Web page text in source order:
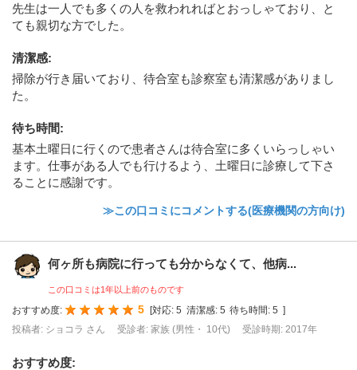
先生は一人でも多くの人を救われればとおっしゃており、と
ても親切な方でした。
清潔感:
掃除が行き届いており、待合室も診察室も清潔感がありまし
た。
待ち時間:
基本土曜日に行くので患者さんは待合室に多くいらっしゃい
ます。仕事がある人でも行けるよう、土曜日に診療して下さ
ることに感謝です。
≫この口コミにコメントする(医療機関の方向け)
何ヶ所も病院に行っても分からなくて、他病...
この口コミは1年以上前のものです
おすすめ度: 5 [対応: 5 清潔感: 5 待ち時間: 5 ]
投稿者: ショコラ さん
受診者: 家族 (男性・ 10代) 受診時期: 2017年
おすすめ度: